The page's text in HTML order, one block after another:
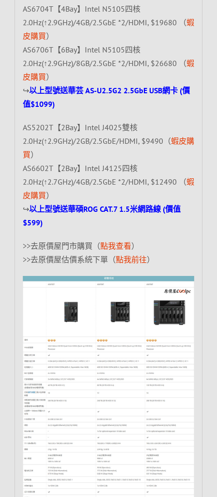
AS6704T【4Bay】Intel N5105四核
2.0Hz(↑2.9GHz)/4GB/2.5GbE *2/HDMI, $19680 （蝦
皮購買）
AS6706T【6Bay】Intel N5105四核
2.0Hz(↑2.9GHz)/8GB/2.5GbE *2/HDMI, $26680 （蝦
皮購買）
↪以上型號送華芸 AS-U2.5G2 2.5GbE USB網卡 (價
值$1099)
AS5202T【2Bay】Intel J4025雙核
2.0Hz(↑2.9GHz)/2GB/2.5GbE/HDMI, $9490（蝦皮購
買）
AS6602T【2Bay】Intel J4125四核
2.0Hz(↑2.7GHz)/4GB/2.5GbE *2/HDMI, $12490 （蝦
皮購買）
↪以上型號送華碩ROG CAT.7 1.5米網路線 (價值
$599)
>>去原價屋門市購買（點我查看）
>>去原價屋估價系統下單（點我前往）